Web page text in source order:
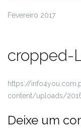
Fevereiro 2017
cropped-
https://
content/uploads/
Deixe um